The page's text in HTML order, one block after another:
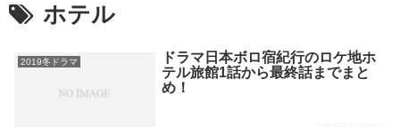
ホテル
2019冬ドラマ
ドラマ日本ボロ宿紀行のロケ地ホ
テル旅館1話から最終話までまと
め！